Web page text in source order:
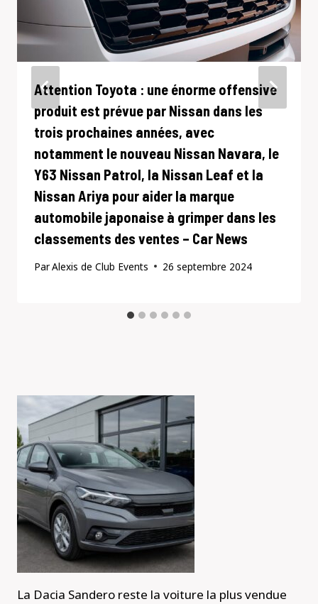
Attention Toyota : une énorme offensive
produit est prévue par Nissan dans les
trois prochaines années, avec
notamment le nouveau Nissan Navara, le
Y63 Nissan Patrol, la Nissan Leaf et la
Nissan Ariya pour aider la marque
automobile japonaise à grimper dans les
classements des ventes – Car News
ParAlexis de Club Events 26 septembre 2024
La Dacia Sandero reste la voiture la plus vendue